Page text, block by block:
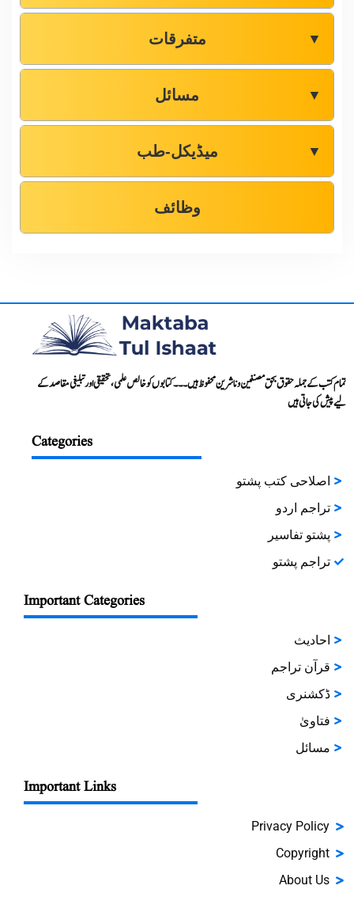
متفرقات ▼
مسائل ▼
میڈیکل-طب ▼
وظائف
تمام کتب کے جملہ حقوق بحق مصنفین و ناشرین محفوظ ہیں۔۔۔ کتابوں کو خالص علمی، تحقیقی اور تبلیغی مقاصد کے
لیے پیش کی جاتی ہیں
Categories
اصلاحی کتب پشتو
تراجم اردو
پشتو تفاسیر
تراجم پشتو
Important Categories
احادیث
قرآن تراجم
ڈکشنری
فتاویٰ
مسائل
Important Links
Privacy Policy
Copyright
About Us